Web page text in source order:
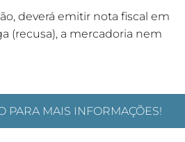
deverá emitir nota fiscal em
(recusa), a mercadoria nem
PARA MAIS INFORMAÇÕES!